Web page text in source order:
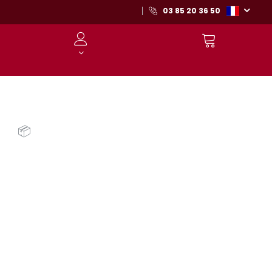
03 85 20 36 50
📦